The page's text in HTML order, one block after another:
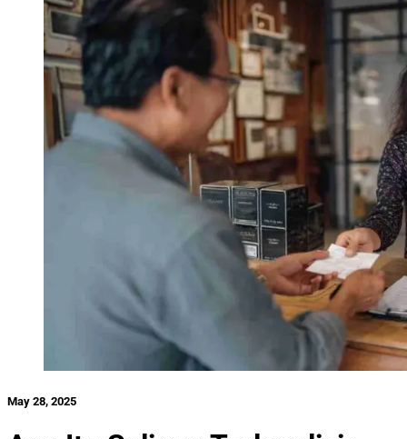
May 28, 2025